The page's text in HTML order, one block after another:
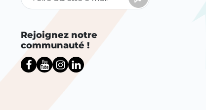
Rejoignez notre
communauté !